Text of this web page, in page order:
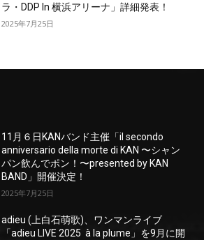
ラ・DDP In 横浜アリーナ」詳細発表！
2025年7月25日
11月６日KANバンド主催「il secondo
anniversario della morte di KAN 〜シャン
パン飲んでポン！〜presented by KAN
BAND」開催決定！
2025年7月25日
adieu (上白石萌歌)、ワンマンライブ
「adieu LIVE 2025 à la plume」を9月に開